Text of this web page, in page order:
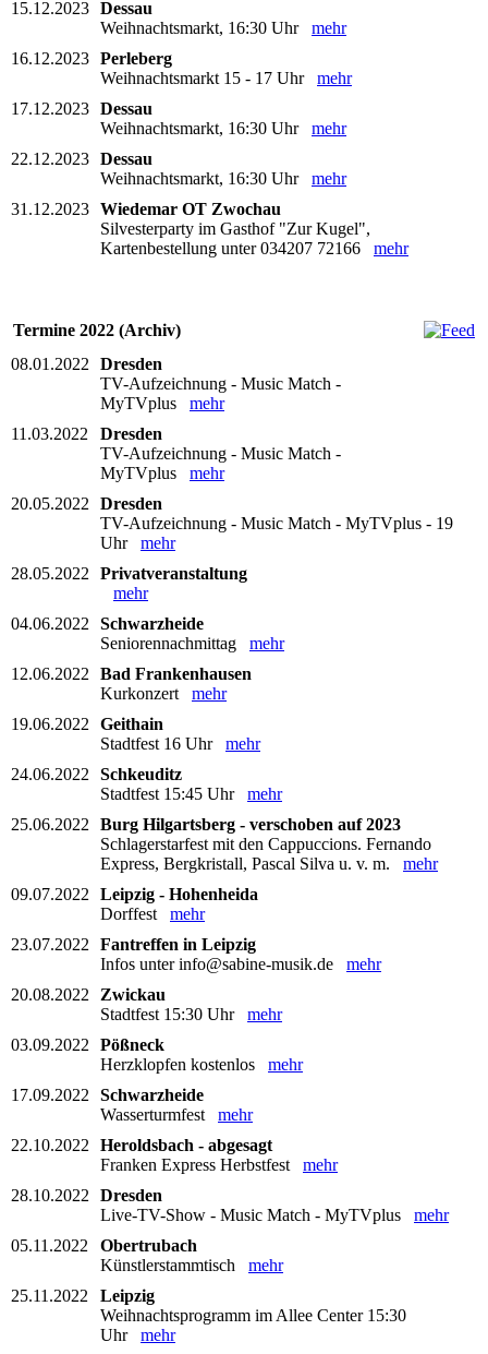
15.12.2023 Dessau
Weihnachtsmarkt, 16:30 Uhr mehr
16.12.2023 Perleberg
Weihnachtsmarkt 15 - 17 Uhr mehr
17.12.2023 Dessau
Weihnachtsmarkt, 16:30 Uhr mehr
22.12.2023 Dessau
Weihnachtsmarkt, 16:30 Uhr mehr
31.12.2023 Wiedemar OT Zwochau
Silvesterparty im Gasthof "Zur Kugel",
Kartenbestellung unter 034207 72166 mehr
Termine 2022 (Archiv)
08.01.2022
Dresden
TV-Aufzeichnung - Music Match -
MyTVplus mehr
11.03.2022
Dresden
TV-Aufzeichnung - Music Match -
MyTVplus mehr
20.05.2022
Dresden
TV-Aufzeichnung - Music Match - MyTVplus - 19
Uhr mehr
28.05.2022
Privatveranstaltung
mehr
04.06.2022
Schwarzheide
Seniorennachmittag mehr
12.06.2022
Bad Frankenhausen
Kurkonzert mehr
19.06.2022
Geithain
Stadtfest 16 Uhr mehr
24.06.2022
Schkeuditz
Stadtfest 15:45 Uhr mehr
25.06.2022
Burg Hilgartsberg - verschoben auf 2023
Schlagerstarfest mit den Cappuccions. Fernando
Express, Bergkristall, Pascal Silva u. v. m. mehr
09.07.2022
Leipzig - Hohenheida
Dorffest mehr
23.07.2022
Fantreffen in Leipzig
Infos unter info@sabine-musik.de mehr
20.08.2022
Zwickau
Stadtfest 15:30 Uhr mehr
03.09.2022
Pößneck
Herzklopfen kostenlos mehr
17.09.2022
Schwarzheide
Wasserturmfest mehr
22.10.2022
Heroldsbach - abgesagt
Franken Express Herbstfest mehr
28.10.2022
Dresden
Live-TV-Show - Music Match - MyTVplus mehr
05.11.2022
Obertrubach
Künstlerstammtisch mehr
25.11.2022
Leipzig
Weihnachtsprogramm im Allee Center 15:30
Uhr mehr